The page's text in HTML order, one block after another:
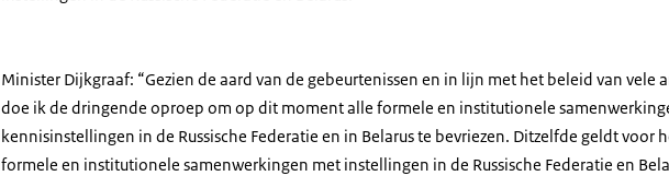
Minister Dijkgraaf: “Gezien de aard van de gebeurtenissen en in lijn met het beleid van vele
doe ik de dringende oproep om op dit moment alle formele en institutionele
kennisinstellingen in de Russische Federatie en in Belarus te bevriezen. Ditzelfde geldt voor
formele en institutionele samenwerkingen met instellingen in de Russische Federatie en